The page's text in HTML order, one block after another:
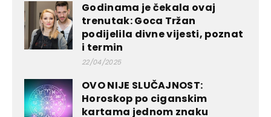
Godinama je čekala ovaj
trenutak: Goca Tržan
podijelila divne vijesti, poznat
i termin
22/04/2025
OVO NIJE SLUČAJNOST:
Horoskop po ciganskim
kartama jednom znaku